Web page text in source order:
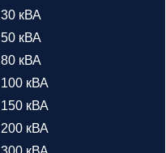
30 кВА
50 кВА
80 кВА
100 кВА
150 кВА
200 кВА